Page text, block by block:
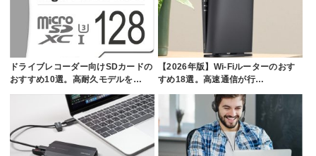
ドライブレコーダー向けSDカードの
おすすめ10選。高耐久モデルを…
【2026年版】Wi-Fiルーターのおす
すめ18選。高速通信が行…